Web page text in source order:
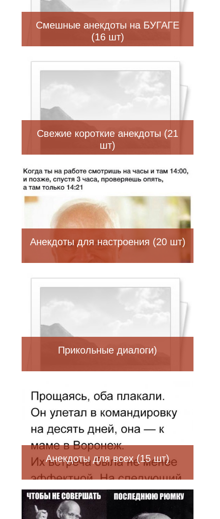
Смешные анекдоты на БУГАГЕ
(16 шт)
Свежие короткие анекдоты (21
шт)
Анекдоты для настроения (20 шт)
Прикольные диалоги)
Анекдоты для всех (15 шт)